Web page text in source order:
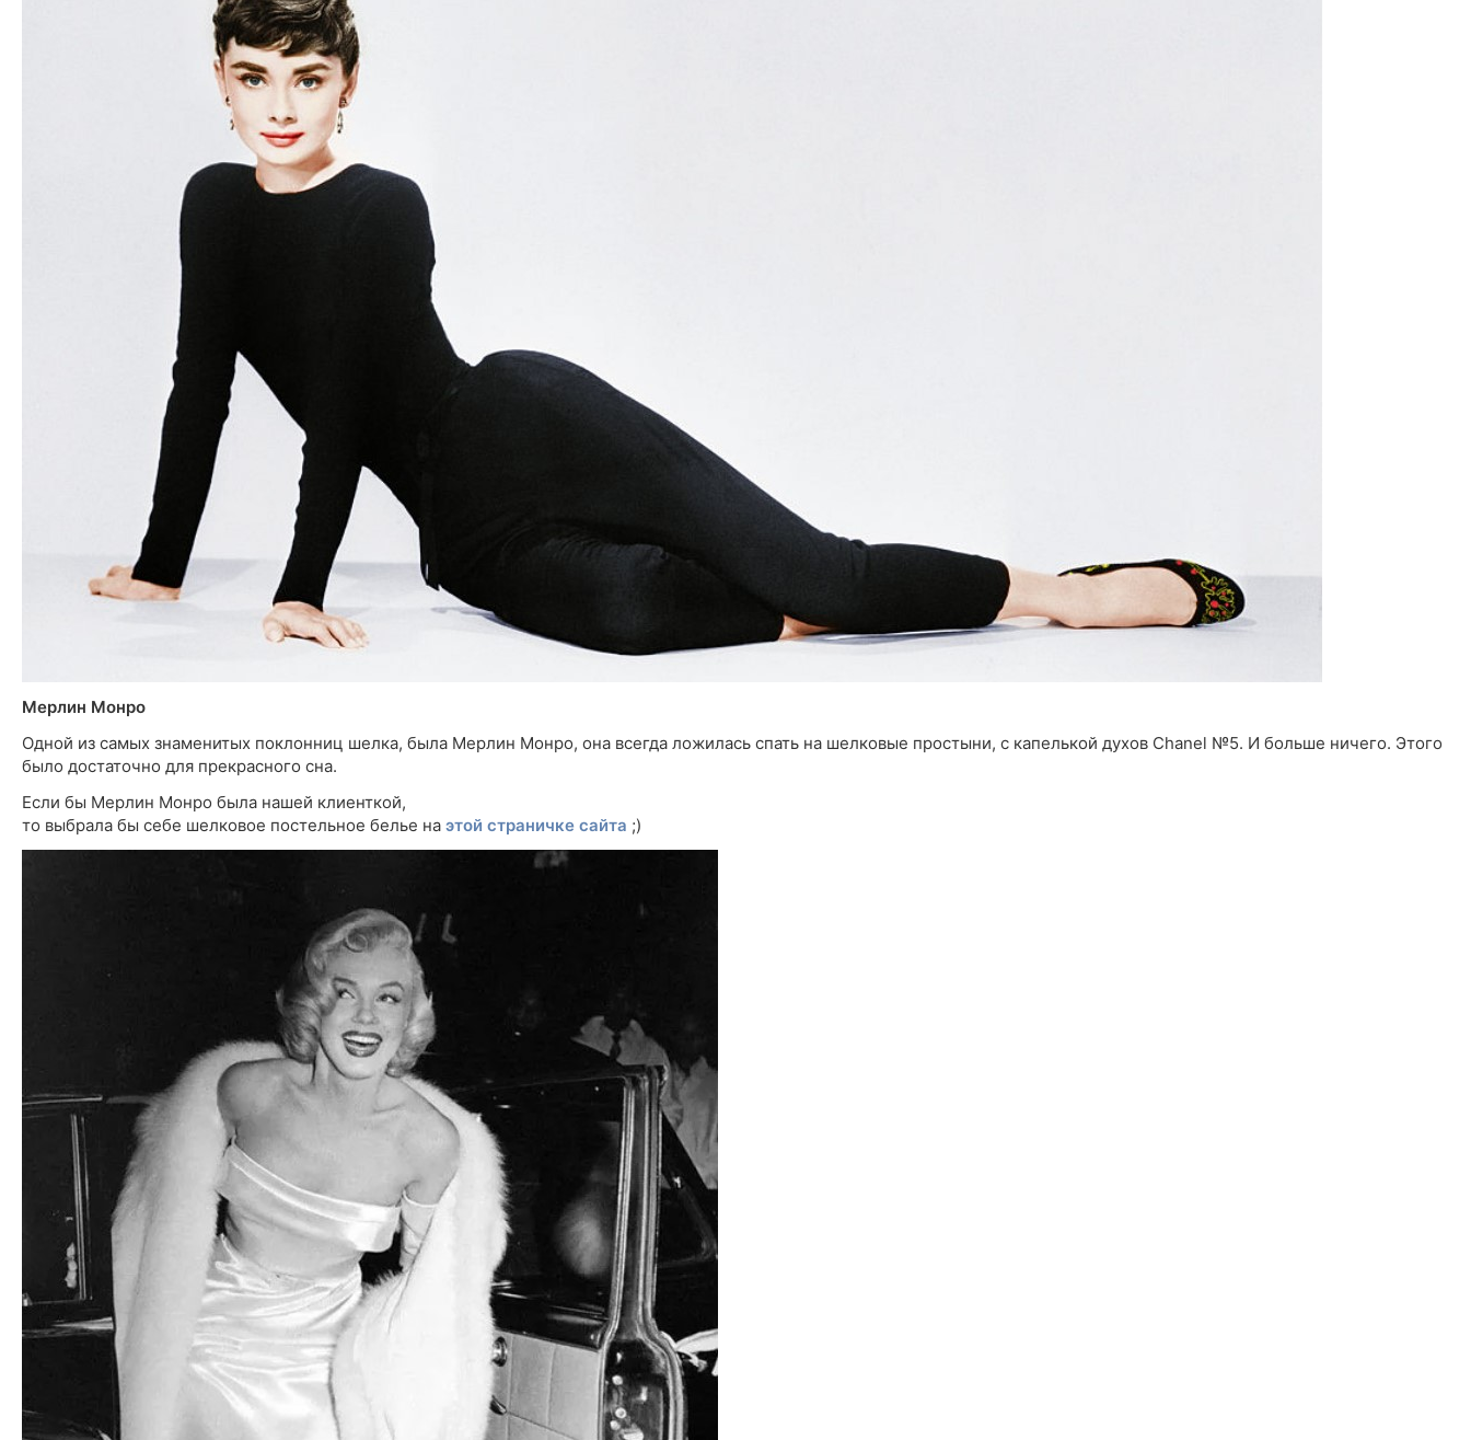
Мерлин Монро
Одной из самых знаменитых поклонниц шелка, была Мерлин Монро, она всегда ложилась спать на шелковые простыни, с капелькой духов Chanel №5. И больше ничего. Этого
было достаточно для прекрасного сна.
Если бы Мерлин Монро была нашей клиенткой,
то выбрала бы себе шелковое постельное белье на этой страничке сайта ;)